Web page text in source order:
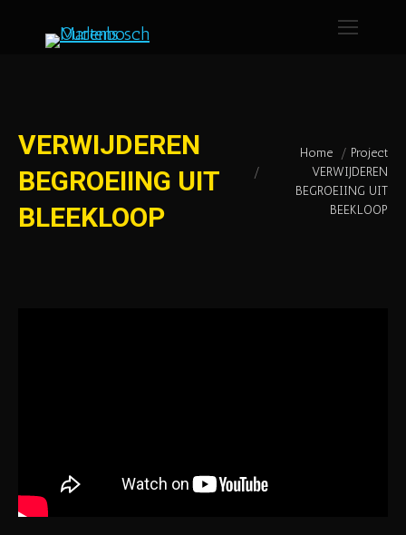
VERWIJDEREN
BEGROEIING UIT
BLEEKLOOP
Je bent hier:
Home
Project
VERWIJDEREN
BEGROEIING UIT
BEEKLOOP